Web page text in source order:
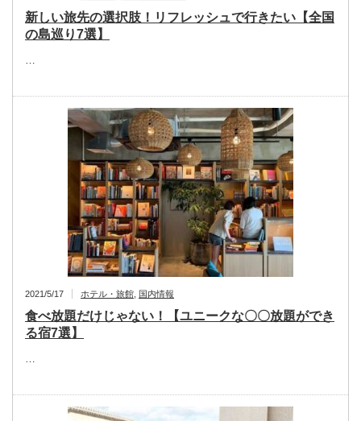
新しい旅先の選択肢！リフレッシュで行きたい【全国
の島巡り7選】
2021/5/17 ホテル・旅館 国内情報
食べ放題だけじゃない！【ユニークな〇〇放題ができ
る宿7選】